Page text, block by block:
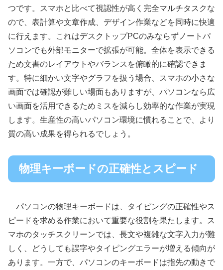
つです。スマホと比べて視認性が高く完全マルチタスクな
ので、表計算や文章作成、デザイン作業などを同時に快適
に行えます。これはデスクトップPCのみならずノートパ
ソコンでも外部モニターで拡張が可能。全体を表示できる
ため文書のレイアウトやバランスを俯瞰的に確認できま
す。特に細かい文字やグラフを扱う場合、スマホの小さな
画面では確認が難しい場面もありますが、パソコンなら広
い画面を活用できるためミスを減らし効率的な作業が実現
します。生産性の高いパソコン環境に慣れることで、より
質の高い成果を得られるでしょう。
物理キーボードの正確性とスピード
パソコンの物理キーボードは、タイピングの正確性やス
ピードを求める作業において重要な役割を果たします。ス
マホのタッチスクリーンでは、長文や複雑な文字入力が難
しく、どうしても誤字やタイピングエラーが増える傾向が
あります。一方で、パソコンのキーボードは指先の動きで